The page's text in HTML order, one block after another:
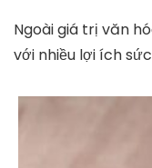
Ngoài giá trị văn
với nhiều lợi ích